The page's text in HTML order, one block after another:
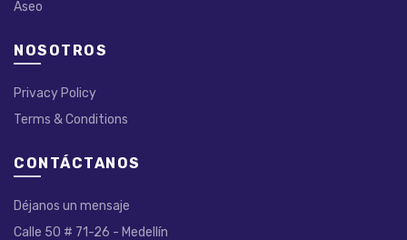
Aseo
NOSOTROS
Privacy Policy
Terms & Conditions
CONTÁCTANOS
Déjanos un mensaje
Calle 50 # 71-26 - Medellín